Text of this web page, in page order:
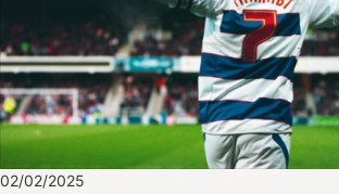
02/02/2025